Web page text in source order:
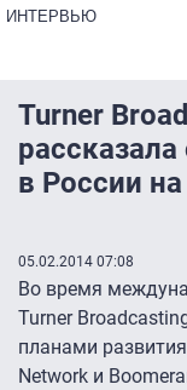
ИНТЕРВЬЮ
Turner
в России
05.02.2014 07:08
Во время
Turner
планами
Network и